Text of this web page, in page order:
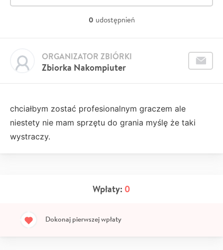
0 udostępnień
Zbiorka Nakompiuter
ORGANIZATOR ZBIÓRKI
chciałbym zostać profesionalnym graczem ale
niestety nie mam sprzętu do grania myślę że taki
wystraczy.
Wpłaty: 0
Dokonaj pierwszej wpłaty